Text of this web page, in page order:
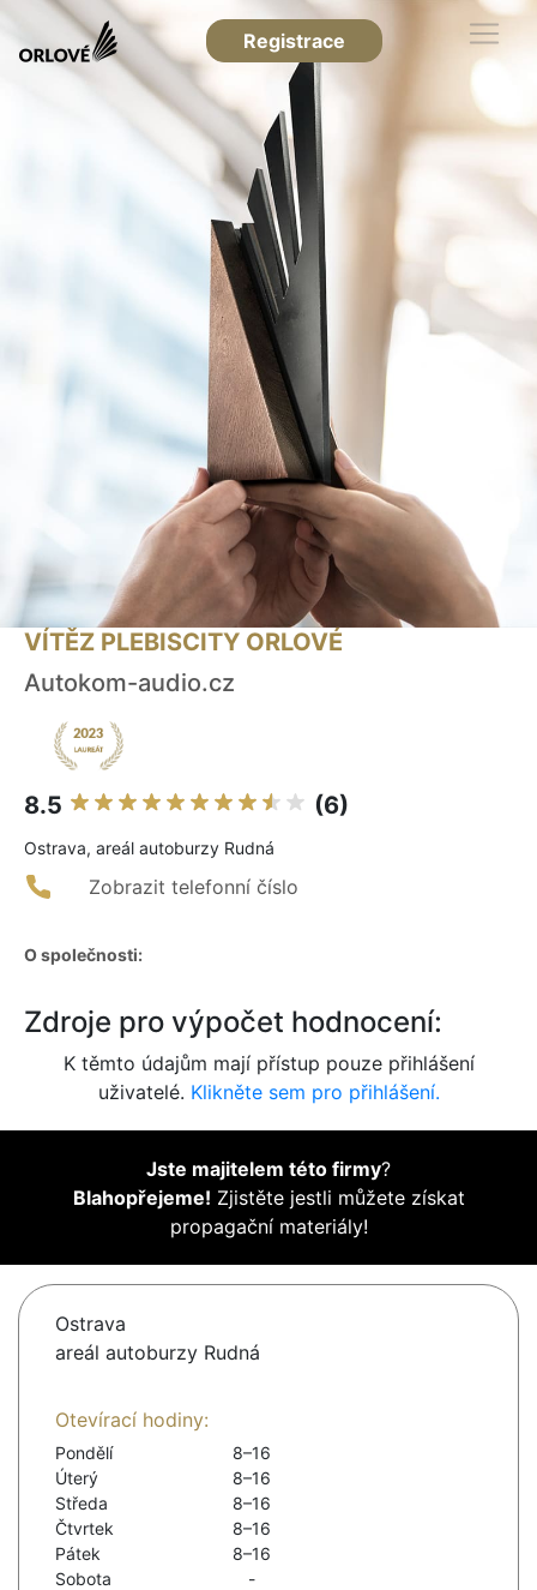
Registrace
VÍTĚZ PLEBISCITY ORLOVÉ
Autokom-audio.cz
8.5 (6)
Ostrava, areál autoburzy Rudná
Zobrazit telefonní číslo
O společnosti:
Zdroje pro výpočet hodnocení:
K těmto údajům mají přístup pouze přihlášení
uživatelé. Klikněte sem pro přihlášení.
Jste majitelem této firmy?
Blahopřejeme! Zjistěte jestli můžete získat
propagační materiály!
Ostrava
areál autoburzy Rudná
Otevírací hodiny:
Pondělí
8–16
Úterý
8–16
Středa
8–16
Čtvrtek
8–16
Pátek
8–16
Sobota
-